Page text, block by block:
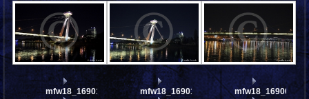
mfw18_169012
mfw18_169010
mfw18_169008